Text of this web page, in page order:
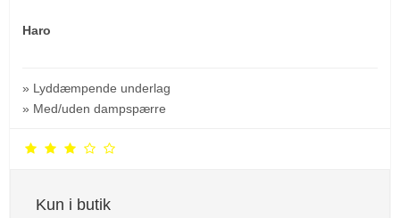
Haro
» Lyddæmpende underlag
» Med/uden dampspærre
Kun i butik